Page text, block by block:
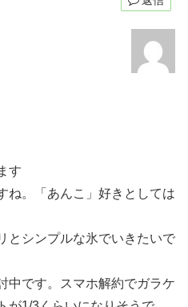
す
ね。「あんこ」好きとしては
とシンプルな氷でいきたいで
中です。スマホ解約でガラケ